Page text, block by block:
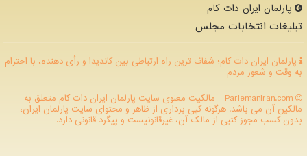
پارلمان ایران دات كام
تبلیغات انتخابات مجلس
پارلمان ایران دات کام؛ شفاف ترین راه ارتباطی بین کاندیدا و رأی دهنده، با احترام
به وقت و شعور مردم
ParlemanIran.com - مالکیت معنوی سایت پارلمان ایران دات كام متعلق به
مالکین آن می باشد. هرگونه کپی برداری از ظاهر و محتوای سایت پارلمان ایران،
بدون کسب مجوز کتبی از مالک آن، غیرقانونیست و پیگرد قانونی دارد.